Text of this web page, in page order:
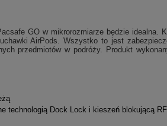
GO w mikrorozmiarze będzie idealna.
AirPods. Wszystko to jest
przedmiotów w podróży. Produkt
technologią Dock Lock i kieszeń blokującą